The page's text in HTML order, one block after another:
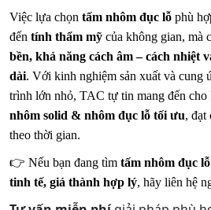
Việc lựa chọn tấm nhôm đục lỗ phù
đến tính thẩm mỹ của không gian, mà
bền, khả năng cách âm – cách nhiệt
dài. Với kinh nghiệm sản xuất và cung
trình lớn nhỏ, TAC tự tin mang đến cho
nhôm solid & nhôm đục lỗ tối ưu, đạt
theo thời gian.
👉 Nếu bạn đang tìm tấm nhôm đục
tinh tế, giá thành hợp lý, hãy liên hệ